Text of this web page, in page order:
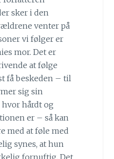
sker i den
venter på
vi følger er
mor. Det er
at følge
få beskeden – til
sig sin
hvor hårdt og
er – så kan
med at føle med
synes, at hun
fornuftig. Det